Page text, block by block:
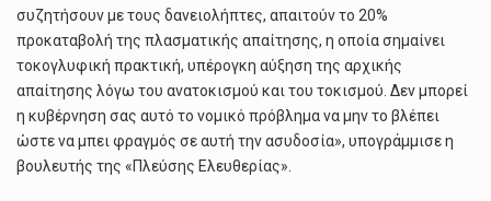
συζητήσουν με τους δανειολήπτες, απαιτούν το 20%
προκαταβολή της πλασματικής απαίτησης, η οποία σημαίνει
τοκογλυφική πρακτική, υπέρογκη αύξηση της αρχικής
απαίτησης λόγω του ανατοκισμού και του τοκισμού. Δεν μπορεί
η κυβέρνηση σας αυτό το νομικό πρόβλημα να μην το βλέπει
ώστε να μπει φραγμός σε αυτή την ασυδοσία», υπογράμμισε η
βουλευτής της «Πλεύσης Ελευθερίας».